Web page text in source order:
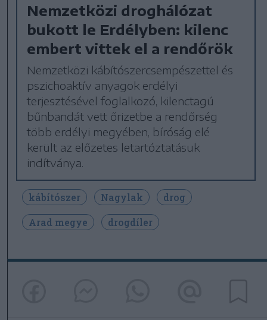
Nemzetközi droghálózat
bukott le Erdélyben: kilenc
embert vittek el a rendőrök
Nemzetközi kábítószercsempészettel és
pszichoaktív anyagok erdélyi
terjesztésével foglalkozó, kilenctagú
bűnbandát vett őrizetbe a rendőrség
több erdélyi megyében, bíróság elé
került az előzetes letartóztatásuk
indítványa.
kábítószer Nagylak
drog
Arad megye
drogdíler